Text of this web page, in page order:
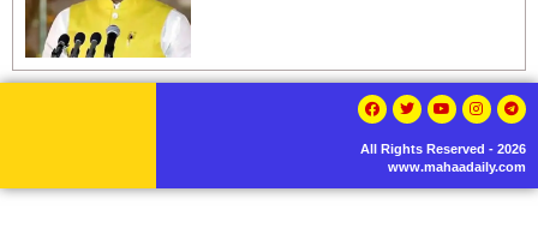
All Rights Reserved - 2026
www.mahaadaily.com